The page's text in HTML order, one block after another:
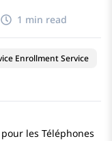
1 min read
Enrollment Service
les Téléphones